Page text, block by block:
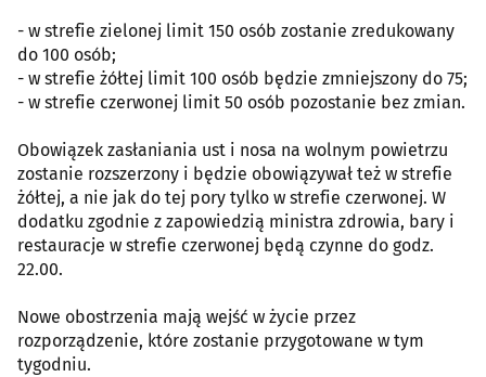
- w strefie zielonej limit 150 osób zostanie zredukowany
do 100 osób;
- w strefie żółtej limit 100 osób będzie zmniejszony do 75;
- w strefie czerwonej limit 50 osób pozostanie bez zmian.
Obowiązek zasłaniania ust i nosa na wolnym powietrzu
zostanie rozszerzony i będzie obowiązywał też w strefie
żółtej, a nie jak do tej pory tylko w strefie czerwonej. W
dodatku zgodnie z zapowiedzią ministra zdrowia, bary i
restauracje w strefie czerwonej będą czynne do godz.
22.00.
Nowe obostrzenia mają wejść w życie przez
rozporządzenie, które zostanie przygotowane w tym
tygodniu.